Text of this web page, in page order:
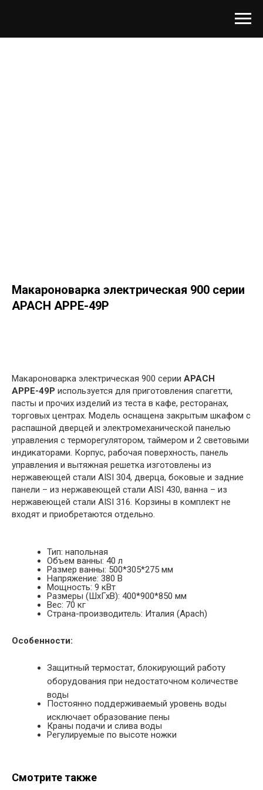
Макароноварка электрическая 900 серии
APACH APPE-49P
Макароноварка электрическая 900 серии APACH
APРЕ-49P используется для приготовления спагетти,
пасты и прочих изделий из теста в кафе, ресторанах,
торговых центрах. Модель оснащена закрытым шкафом с
распашной дверцей и электромеханической панелью
управления с терморегулятором, таймером и 2 световыми
индикаторами. Корпус, рабочая поверхность, панель
управления и вытяжная решетка изготовлены из
нержавеющей стали AISI 304, дверца, боковые и задние
панели – из нержавеющей стали AISI 430, ванна – из
нержавеющей стали AISI 316. Корзины в комплект не
входят и приобретаются отдельно.
Тип: напольная
Объем ванны: 40 л
Размер ванны: 500*305*275 мм
Напряжение: 380 В
Мощность: 9 кВт
Размеры (ШхГхВ): 400*900*850 мм
Вес: 70 кг
Страна-производитель: Италия (Apach)
Особенности:
Защитный термостат, блокирующий работу
оборудования при недостаточном количестве
воды
Постоянно поддерживаемый уровень воды
исключает образование пены
Краны подачи и слива воды
Регулируемые по высоте ножки
Смотрите также